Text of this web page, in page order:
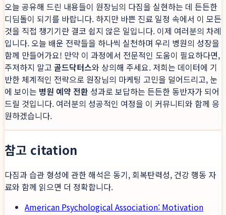
오늘 공유해 드린 내용들이 원장님의 다짐을 실현하는 데 든든한
디딤돌이 되기를 바랍니다. 하지만 바쁜 진료 일정 속에서 이 모든
것을 직접 챙기기란 결코 쉽지 않은 일입니다. 이제 여러분의 차례
입니다. 오늘 배운 전략들을 하나씩 실천하며 우리 병원의 성장을
함께 만들어가요! 만약 이 과정에서 전문적인 도움이 필요하다면,
주저하지 말고 골드닥터스와 상의해 주세요. 저희는 데이터에 기
반한 체계적인 전략으로 원장님의 마케팅 고민을 덜어드리고, 눈
에 보이는 병원 예약 전환 성과로 보답하는 든든한 동반자가 되어
드릴 것입니다. 여러분의 성공적인 여정을 이 커뮤니티와 함께 응
원하겠습니다.
참고 citation
다짐과 습관 형성에 관한 해석은 동기, 회복탄력성, 건강 행동 자
료와 함께 읽으면 더 정확합니다.
American Psychological Association: Motivation